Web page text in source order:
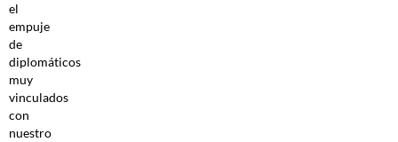
el
empuje
de
diplomáticos
muy
vinculados
con
nuestro